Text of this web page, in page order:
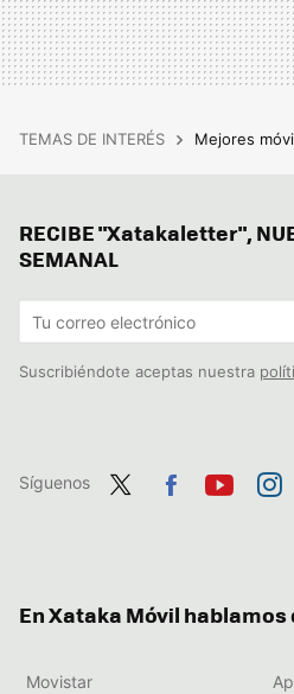
TEMAS DE INTERÉS Mejores
RECIBE "Xatakaletter",
SEMANAL
Suscribiéndote aceptas nuestra
Síguenos
En Xataka Móvil hablamos
Movistar